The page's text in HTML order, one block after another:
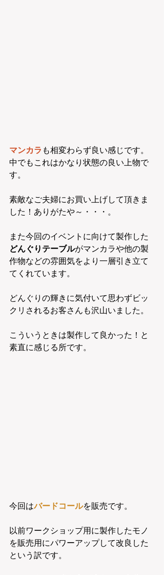
マンカラ も相変わらず良い感じです。
中でもこれはかなり状態の良い上物で
す。
素敵なご夫婦にお買い上げして頂きま
した！ありがたや～・・・。
また今回のイベントに向けて製作した
どんぐりテーブルがマンカラや他の製
作物などの雰囲気をより一層引き立て
てくれています。
どんぐりの輝きに気付いて思わずビッ
クリされるお客さんも沢山いました。
こういうときは製作して良かった！と
素直に感じる所です。
今回はバードコールを販売です。
以前ワークショップ用に製作したモノ
を販売用にパワーアップして改良した
という訳です。